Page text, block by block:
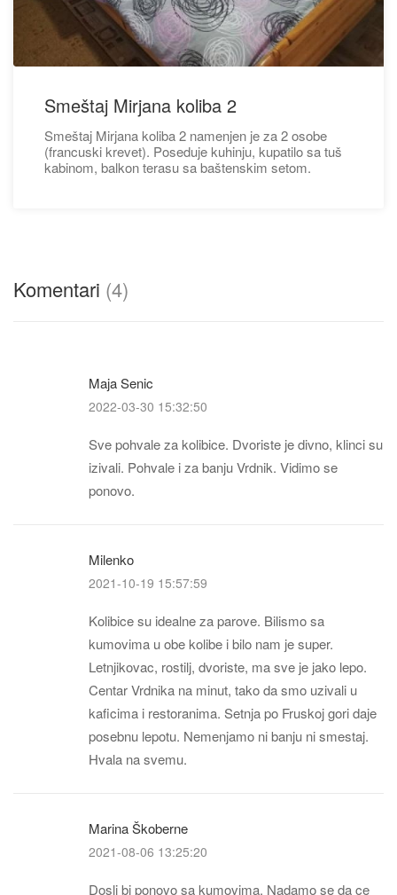
Smeštaj Mirjana koliba 2
Smeštaj Mirjana koliba 2 namenjen je za 2 osobe
(francuski krevet). Poseduje kuhinju, kupatilo sa tuš
kabinom, balkon terasu sa baštenskim setom.
Komentari (4)
Maja Senic
2022-03-30 15:32:50
Sve pohvale za kolibice. Dvoriste je divno, klinci su
izivali. Pohvale i za banju Vrdnik. Vidimo se
ponovo.
Milenko
2021-10-19 15:57:59
Kolibice su idealne za parove. Bilismo sa
kumovima u obe kolibe i bilo nam je super.
Letnjikovac, rostilj, dvoriste, ma sve je jako lepo.
Centar Vrdnika na minut, tako da smo uzivali u
kaficima i restoranima. Setnja po Fruskoj gori daje
posebnu lepotu. Nemenjamo ni banju ni smestaj.
Hvala na svemu.
Marina Škoberne
2021-08-06 13:25:20
Dosli bi ponovo sa kumovima. Nadamo se da ce